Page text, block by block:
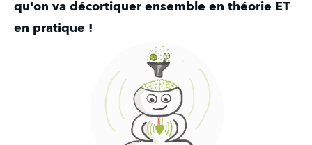
qu'on va décortiquer ensemble en théorie ET
en pratique !